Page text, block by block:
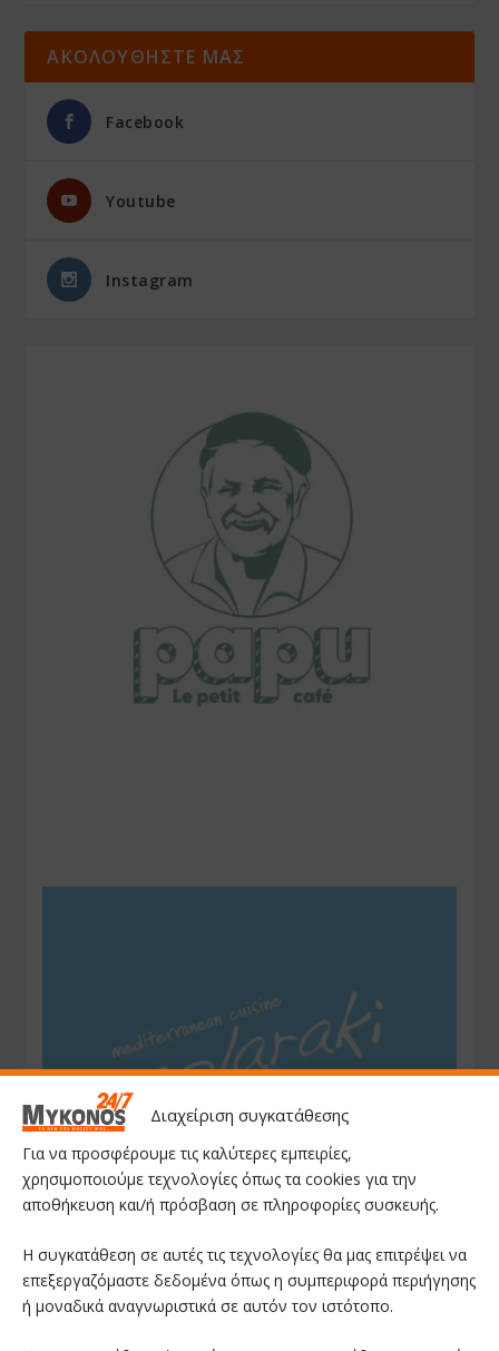
Διαχείριση συγκατάθεσης
Για να προσφέρουμε τις καλύτερες εμπειρίες,
χρησιμοποιούμε τεχνολογίες όπως τα cookies για την
αποθήκευση και/ή πρόσβαση σε πληροφορίες συσκευής.
Η συγκατάθεση σε αυτές τις τεχνολογίες θα μας επιτρέψει να
επεξεργαζόμαστε δεδομένα όπως η συμπεριφορά περιήγησης
ή μοναδικά αναγνωριστικά σε αυτόν τον ιστότοπο.
ΑΚΟΛΟΥΘΗΣΤΕ ΜΑΣ
Facebook
Youtube
Instagram